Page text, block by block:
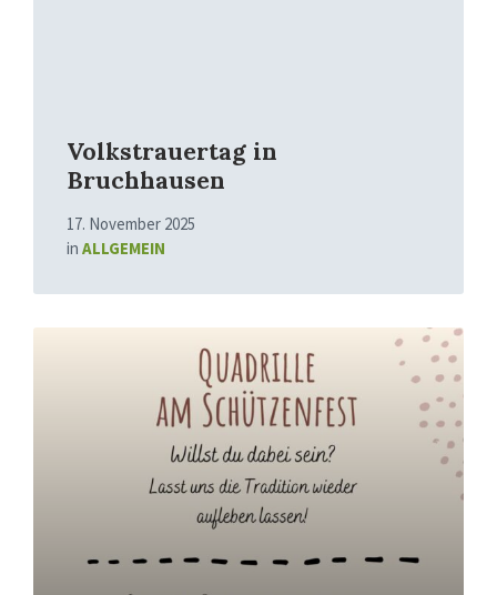
Volkstrauertag in
Bruchhausen
17. November 2025
in ALLGEMEIN
Mehr